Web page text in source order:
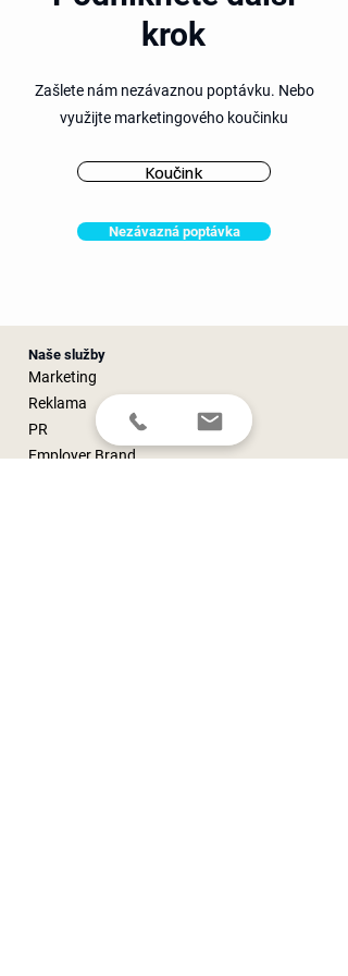
krok
Zašlete nám nezávaznou poptávku. Nebo
využijte marketingového koučinku
Koučink
Nezávazná poptávka
Naše služby
Marketing
Reklama
PR
Employer Brand